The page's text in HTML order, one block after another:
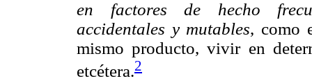
en factores de hecho
accidentales y mutables, como
mismo producto, vivir en
etcétera.2